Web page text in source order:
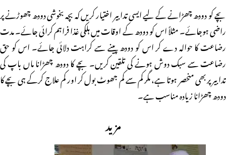
بچے کو دودھ چھڑانے کے لیے ایسی تدابیر اختیار کریں کہ بچہ بخوشی دودھ چھوڑنے پر
راضی ہوجائے۔ مثلاً اس کو دودھ کے اوقات میں ہلکی غذا فراہم کرائی جائے۔ مدت
رضاعت کا حوالہ دے کر اس کو دودھ پینے سے کراہت دلائی جائے۔ اس کو حق
رضاعت سے سبک دوش ہونے کی تلقین کریں۔ بچے کا دودھ چھڑانا ماں باپ کی
تدابیر پر بھی منحصر ہوتا ہے، مگر کم سے کم جھوٹ بول کر اور کم علاج کرکے ہی بچے کا
دودھ چھڑانا زیادہ مناسب ہے۔
مزید